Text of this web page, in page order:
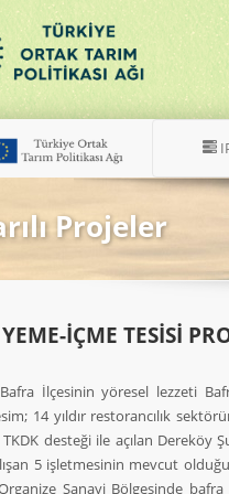
Projeler
İÇME TESISI
İlçesinin yöresel lezzeti
14 yıldır restorancılık
desteği ile açılan Dereköy
5 işletmesinin mevcut
Sanayi Bölgesinde